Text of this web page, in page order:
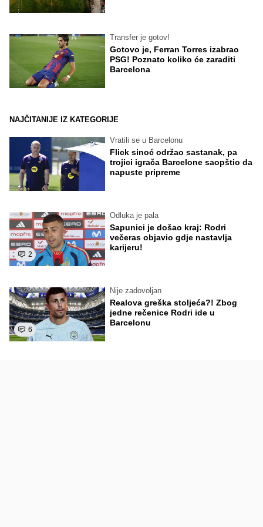
Transfer je gotov!
Gotovo je, Ferran Torres izabrao
PSG! Poznato koliko će zaraditi
Barcelona
NAJČITANIJE IZ KATEGORIJE
Vratili se u Barcelonu
Flick sinoć održao sastanak, pa
trojici igrača Barcelone saopštio da
napuste pripreme
2
Odluka je pala
Sapunici je došao kraj: Rodri
večeras objavio gdje nastavlja
karijeru!
6
Nije zadovoljan
Realova greška stoljeća?! Zbog
jedne rečenice Rodri ide u
Barcelonu